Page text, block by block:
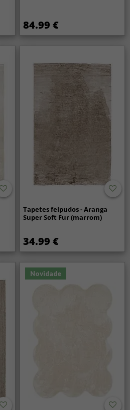
84.99 €
Tapetes felpudos - Aranga
Super Soft Fur (marrom)
34.99 €
Novidade